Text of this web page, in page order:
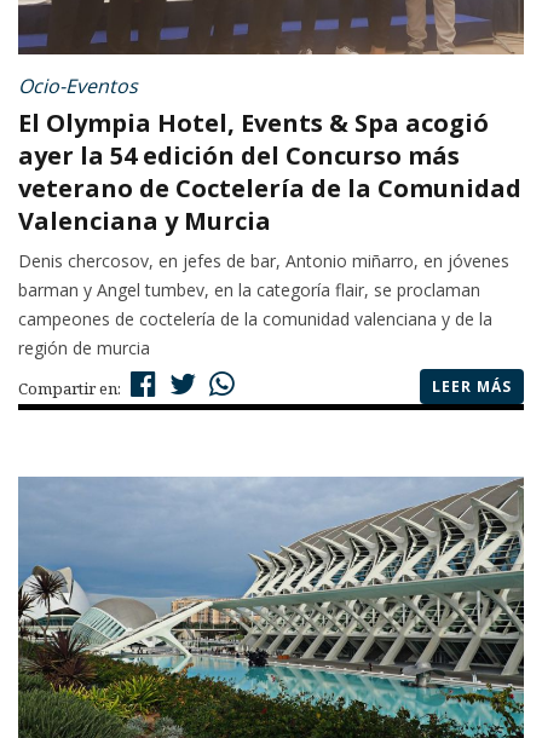
Ocio-Eventos
El Olympia Hotel, Events & Spa acogió
ayer la 54 edición del Concurso más
veterano de Coctelería de la Comunidad
Valenciana y Murcia
Denis chercosov, en jefes de bar, Antonio miñarro, en jóvenes
barman y Angel tumbev, en la categoría flair, se proclaman
campeones de coctelería de la comunidad valenciana y de la
región de murcia
Compartir en: LEER MÁS